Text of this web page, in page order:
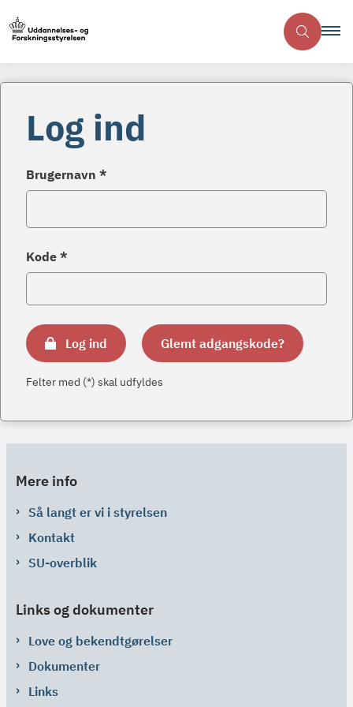
Log ind
Brugernavn *
Kode *
Log ind Glemt adgangskode?
Felter med (*) skal udfyldes
Mere info
Så langt er vi i styrelsen
Kontakt
SU-overblik
Links og dokumenter
Love og bekendtgørelser
Dokumenter
Links